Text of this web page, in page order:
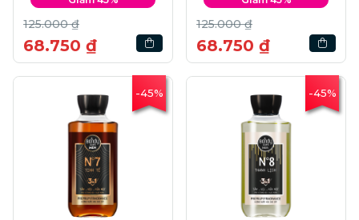
125.000 ₫
68.750 ₫
125.000 ₫
68.750 ₫
-45% -45%